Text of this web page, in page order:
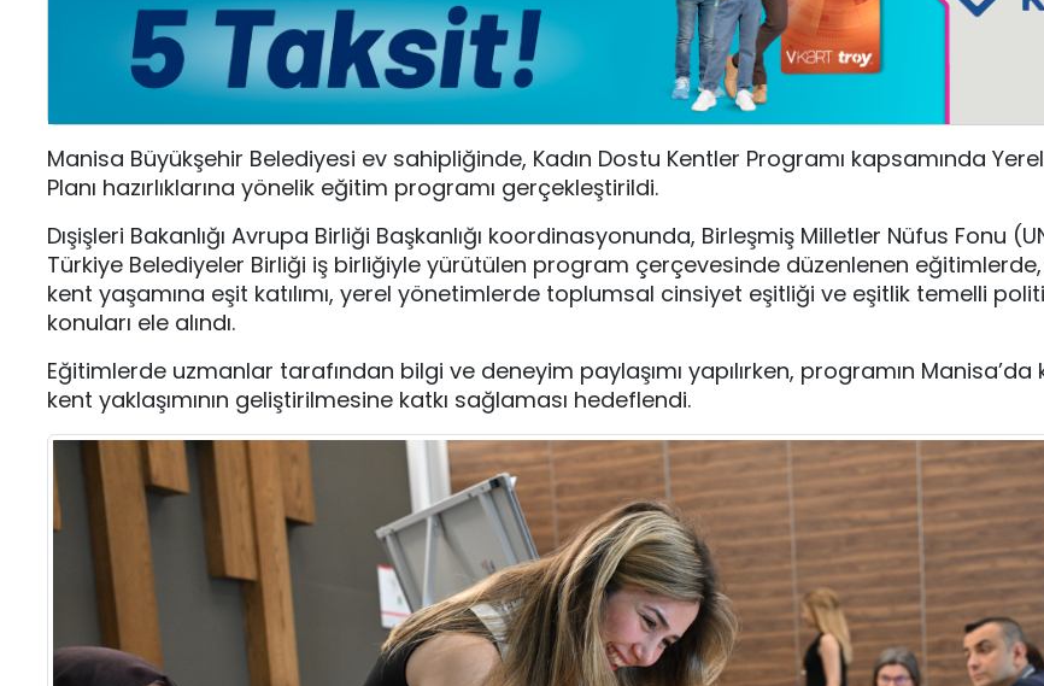
Manisa Büyükşehir Belediyesi ev sahipliğinde, Kadın Dostu Kentler Programı kapsamında
Planı hazırlıklarına yönelik eğitim programı gerçekleştirildi.
Dışişleri Bakanlığı Avrupa Birliği Başkanlığı koordinasyonunda, Birleşmiş Milletler Nüfus Fonu
Türkiye Belediyeler Birliği iş birliğiyle yürütülen program çerçevesinde düzenlenen eğitimlerde,
kent yaşamına eşit katılımı, yerel yönetimlerde toplumsal cinsiyet eşitliği ve eşitlik temelli
konuları ele alındı.
Eğitimlerde uzmanlar tarafından bilgi ve deneyim paylaşımı yapılırken, programın Manisa’da
kent yaklaşımının geliştirilmesine katkı sağlaması hedeflendi.